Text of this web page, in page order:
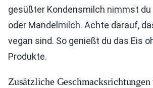
gesüßter Kondensmilch nimmst
oder Mandelmilch. Achte darauf,
vegan sind. So genießt du das Eis
Produkte.
Zusätzliche